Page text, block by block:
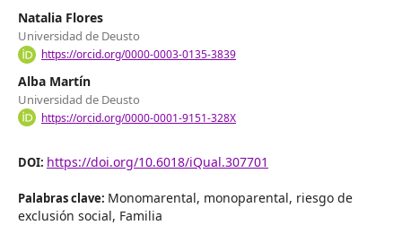
Natalia Flores
Universidad de Deusto
https://orcid.org/0000-0003-0135-3839
Alba Martín
Universidad de Deusto
https://orcid.org/0000-0001-9151-328X
DOI: https://doi.org/10.6018/iQual.307701
Palabras clave: Monomarental, monoparental, riesgo de
exclusión social, Familia